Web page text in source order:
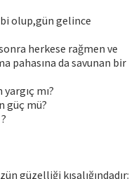
olup,gün gelince
herkese rağmen ve
pahasına da savunan bir
mı?
güç mü?
güzelliği kısalığındadır: